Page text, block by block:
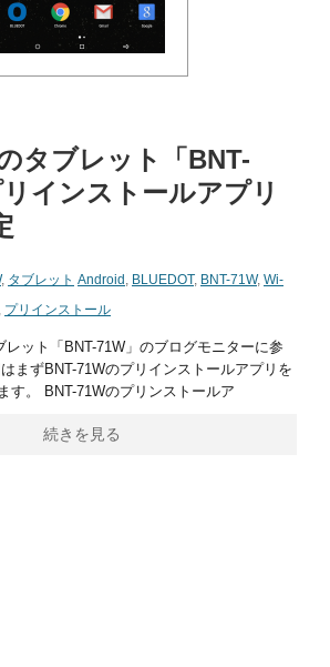
タブレット「BNT-
インストールアプリ
, タブレット Android , BLUEDOT, BNT-71W, Wi-
, プリインストール
レット「BNT-71W」のブログモニターに参
まずBNT-71Wのプリインストールアプリを
す。 BNT-71Wのプリンストールア
続きを見る